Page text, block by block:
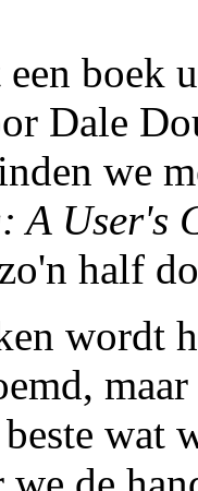
een boek
Dale
we
A User's
half
wordt
wat